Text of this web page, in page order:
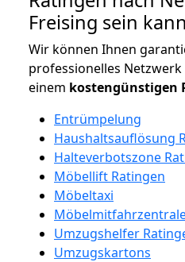
Freising sein kann
Wir können Ihnen
professionelles
einem kostengünstigen
Entrümpelung
Haushaltsauflösung
Halteverbotszone
Möbellift Ratingen
Möbeltaxi
Umzugshelfer
Umzugskartons